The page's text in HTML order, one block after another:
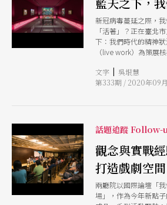
新冠病毒蔓延之際，
「活著」？正在臺北
下：我們時代的精神狀
（live work）為策展
學和科學領域的創作者
的疫情議題並進，也將
文字 | 吳垠慧
第333期 / 2020年09
話題追蹤 Follow-
觀念與實戰
打造戲劇空間
兩廳院以國際論壇「
場」，作為今年新點